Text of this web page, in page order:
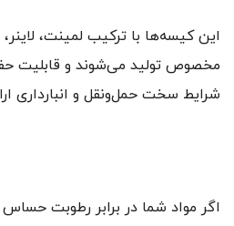
این کیسه‌ها با ترکیب لمینت،
مخصوص تولید می‌شوند و قابلیت
شرایط سخت حمل‌ونقل و انبارداری
اگر مواد شما در برابر رطوبت